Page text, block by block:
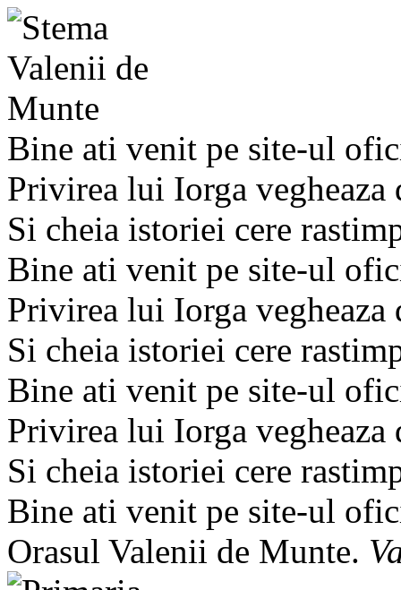
Bine ati venit pe site-ul
Privirea lui Iorga
Si cheia istoriei cere
Bine ati venit pe site-ul
Privirea lui Iorga
Si cheia istoriei cere
Bine ati venit pe site-ul
Privirea lui Iorga
Si cheia istoriei cere
Bine ati venit pe site-ul
Orasul Valenii de Munte.